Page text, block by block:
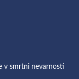
v smrtni nevarnosti